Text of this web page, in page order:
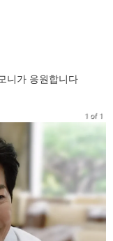
니가 응원합니다
1 of 1